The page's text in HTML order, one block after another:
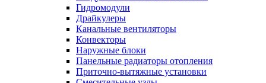
Гидромодули
Драйкулеры
Канальные вентиляторы
Конвекторы
Наружные блоки
Панельные радиаторы отопления
Приточно-вытяжные установки